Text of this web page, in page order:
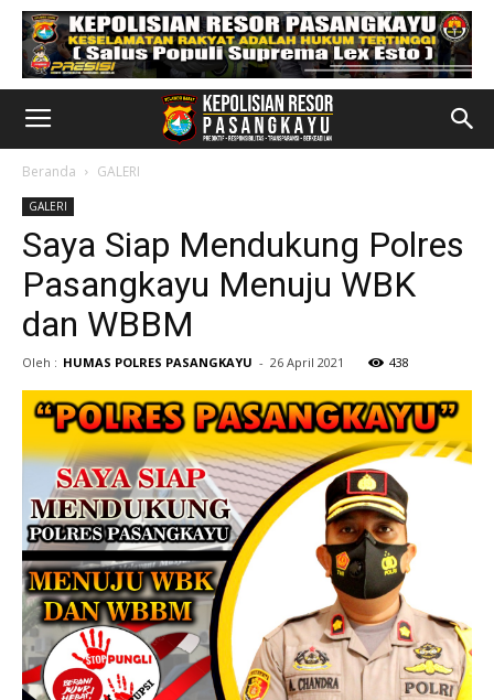
Beranda GALERI
GALERI
Saya Siap Mendukung Polres
Pasangkayu Menuju WBK
dan WBBM
Oleh : HUMAS POLRES PASANGKAYU - 26 April 2021 438